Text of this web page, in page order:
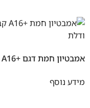
אמבטיון חמת דגם +A16
מידע נוסף